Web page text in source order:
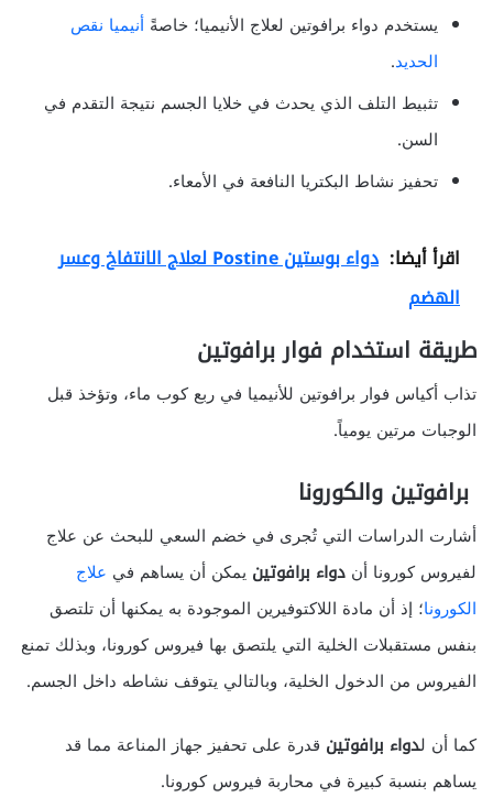
يستخدم دواء برافوتين لعلاج الأنيميا؛ خاصةً أنيميا نقص
الحديد.
تثبيط التلف الذي يحدث في خلايا الجسم نتيجة التقدم في
السن.
تحفيز نشاط البكتريا النافعة في الأمعاء.
اقرأ أيضا:
دواء بوستين Postine لعلاج الانتفاخ وعسر
الهضم
طريقة استخدام فوار برافوتين
تذاب أكياس فوار برافوتين للأنيميا في ربع كوب ماء، وتؤخذ قبل
الوجبات مرتين يومياً.
برافوتين والكورونا
أشارت الدراسات التي تُجرى في خضم السعي للبحث عن علاج
لفيروس كورونا أن دواء برافوتين يمكن أن يساهم في علاج
الكورونا؛ إذ أن مادة اللاكتوفيرين الموجودة به يمكنها أن تلتصق
بنفس مستقبلات الخلية التي يلتصق بها فيروس كورونا، وبذلك تمنع
الفيروس من الدخول الخلية، وبالتالي يتوقف نشاطه داخل الجسم.
كما أن لدواء برافوتين قدرة على تحفيز جهاز المناعة مما قد
يساهم بنسبة كبيرة في محاربة فيروس كورونا.